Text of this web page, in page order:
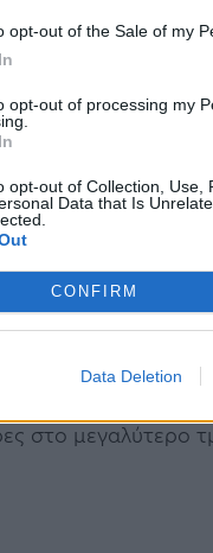
opt-out of the Sale of my
opt-out of processing my
opt-out of Collection, Use,
Data that Is
CONFIRM
Data Deletion
τους στο σφοδρό
στη
ότι
την Καλιφόρνια
των ΗΠΑ
αύξηση της
στο μεγαλύτερο